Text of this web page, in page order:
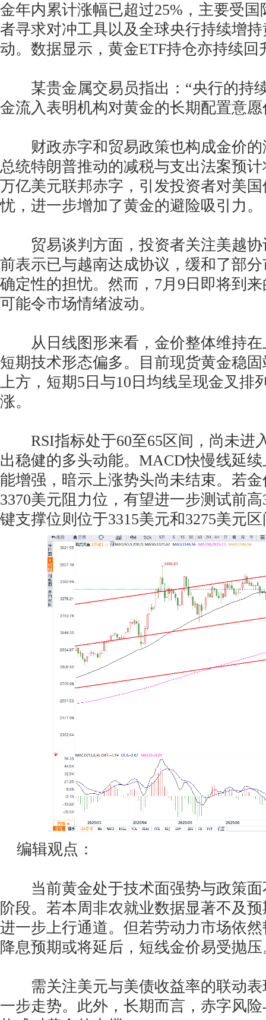
金年内累计涨幅已超过25%，主要受
者寻求对冲工具以及全球央行持续增
动。数据显示，黄金ETF持仓亦持续回
某贵金属交易员指出：“央行的持
金流入表明机构对黄金的长期配置意
财政赤字和贸易政策也构成金价的
总统特朗普推动的减税与支出法案预
万亿美元联邦赤字，引发投资者对美
忧，进一步增加了黄金的避险吸引力。
贸易谈判方面，投资者关注美越协
前表示已与越南达成协议，缓和了部
确定性的担忧。然而，7月9日即将到
可能令市场情绪波动。
从日线图形来看，金价整体维持在
短期技术形态偏多。目前现货黄金稳
上方，短期5日与10日均线呈现金叉排
涨。
RSI指标处于60至65区间，尚未进
出稳健的多头动能。MACD快慢线延
能增强，暗示上涨势头尚未结束。若
3370美元阻力位，有望进一步测试前
键支撑位则位于3315美元和3275美元
编辑观点：
当前黄金处于技术面强势与政策面
阶段。若本周非农就业数据显著不及
进一步上行通道。但若劳动力市场依
降息预期或将延后，短线金价易受抛压
需关注美元与美债收益率的联动表
一步走势。此外，长期而言，赤字风